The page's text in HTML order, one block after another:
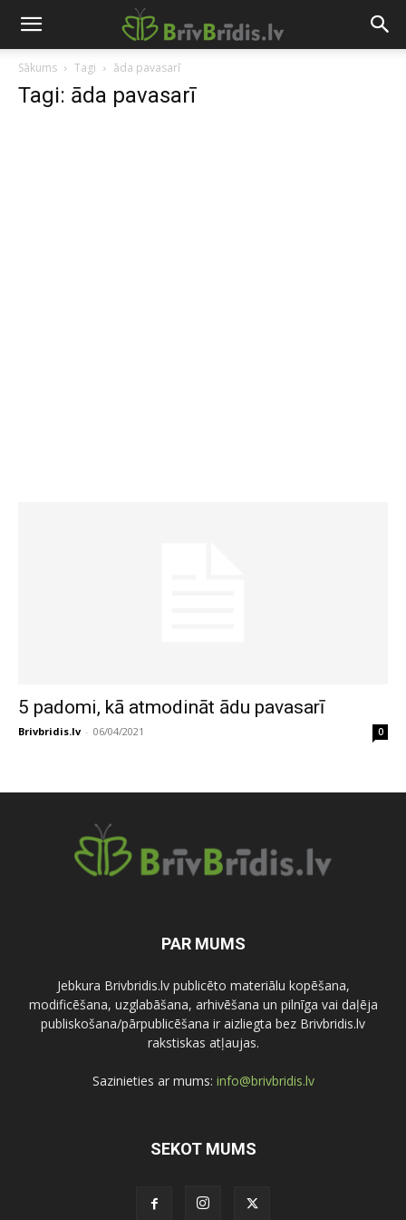
Sākums Tagi āda pavasarī
Tagi: āda pavasarī
5 padomi, kā atmodināt ādu pavasarī
Brivbridis.lv - 06/04/2021 0
PAR MUMS
Jebkura Brivbridis.lv publicēto materiālu kopēšana,
modificēšana, uzglabāšana, arhivēšana un pilnīga vai daļēja
publiskošana/pārpublicēšana ir aizliegta bez Brivbridis.lv
rakstiskas atļaujas.
Sazinieties ar mums: info@brivbridis.lv
SEKOT MUMS